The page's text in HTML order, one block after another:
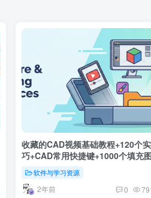
收藏的CAD视频基础教程+120个
巧+CAD常用快捷键+1000个填充
软件与学习资源
2年前 0